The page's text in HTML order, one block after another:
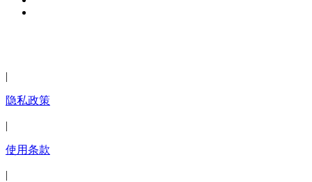
|
隐私政策
|
使用条款
|